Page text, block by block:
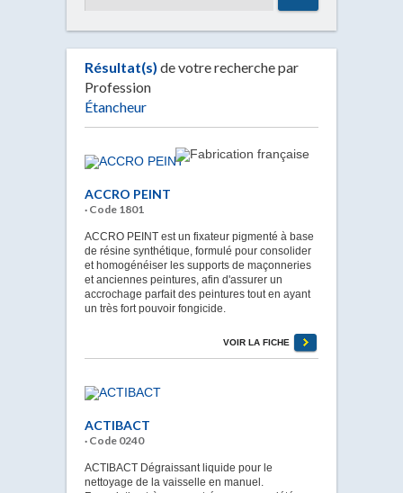
Résultat(s) de votre recherche par
Profession
Étancheur
ACCRO PEINT
· Code 1801
ACCRO PEINT est un fixateur pigmenté à base
de résine synthétique, formulé pour consolider
et homogénéiser les supports de maçonneries
et anciennes peintures, afin d'assurer un
accrochage parfait des peintures tout en ayant
un très fort pouvoir fongicide.
VOIR LA FICHE
ACTIBACT
· Code 0240
ACTIBACT Dégraissant liquide pour le
nettoyage de la vaisselle en manuel.